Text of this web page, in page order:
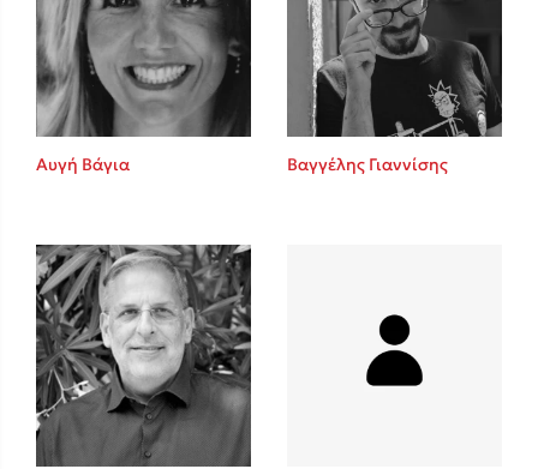
Αυγή Βάγια Βαγγέλης Γιαννίσης